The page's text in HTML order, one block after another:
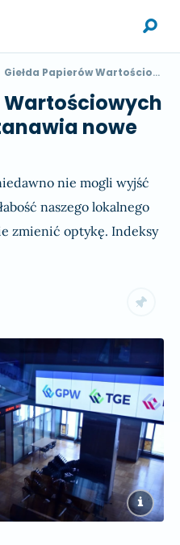
Giełda Papierów Wartościowych w Warszawie ustanawia nowe rekordy!
Wartościowych
nowe
nie mogli wyjść
naszego lokalnego
zmienić optykę. Indeksy